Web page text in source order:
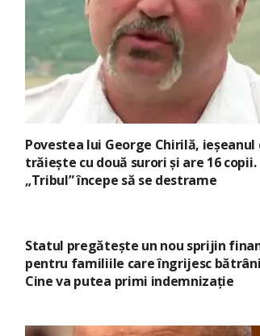
Povestea lui George Chirilă, ieșeanul
trăiește cu două surori și are 16 copii.
„Tribul” începe să se destrame
Statul pregătește un nou sprijin
pentru familiile care îngrijesc
Cine va putea primi indemnizație